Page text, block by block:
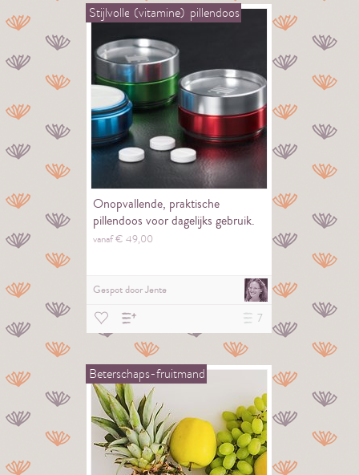
Stijlvolle (vitamine) pillendoos
Onopvallende, praktische
pillendoos voor dagelijks gebruik.
vanaf €49,00
Gespot doorJente
7
Beterschaps-fruitmand